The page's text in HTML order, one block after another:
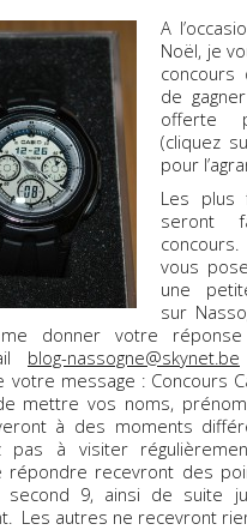
A
Noël, je
concours
de
offerte
(cliquez
pour
Les plus
seront
vous
une
sur
donner votre réponse
blog-nassogne@skynet.be
votre message : Concours
mettre vos noms,
à des moments
pas à visiter
répondre recevront des
9, ainsi de suite
Les autres ne recevront